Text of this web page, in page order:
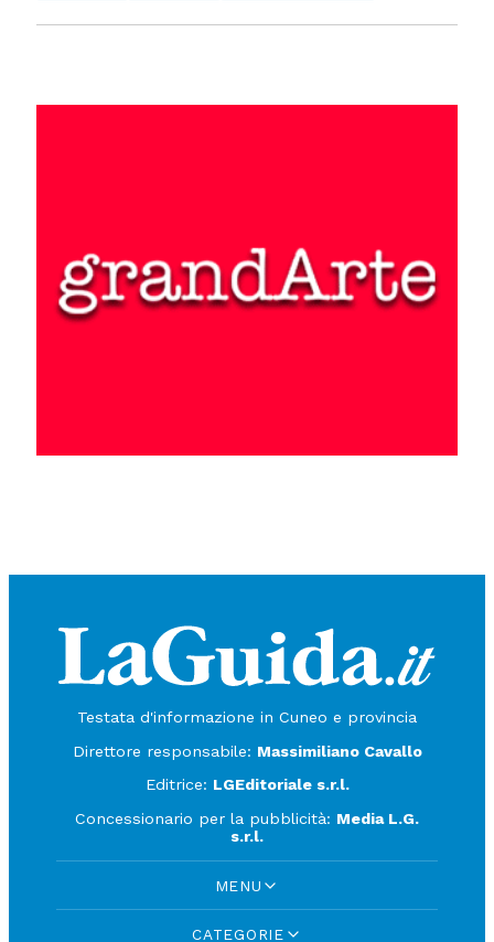
Testata d'informazione in Cuneo e provincia
Direttore responsabile: Massimiliano Cavallo
Editrice: LGEditoriale s.r.l.
Concessionario per la pubblicità: Media L.G.
s.r.l.
MENU
CATEGORIE